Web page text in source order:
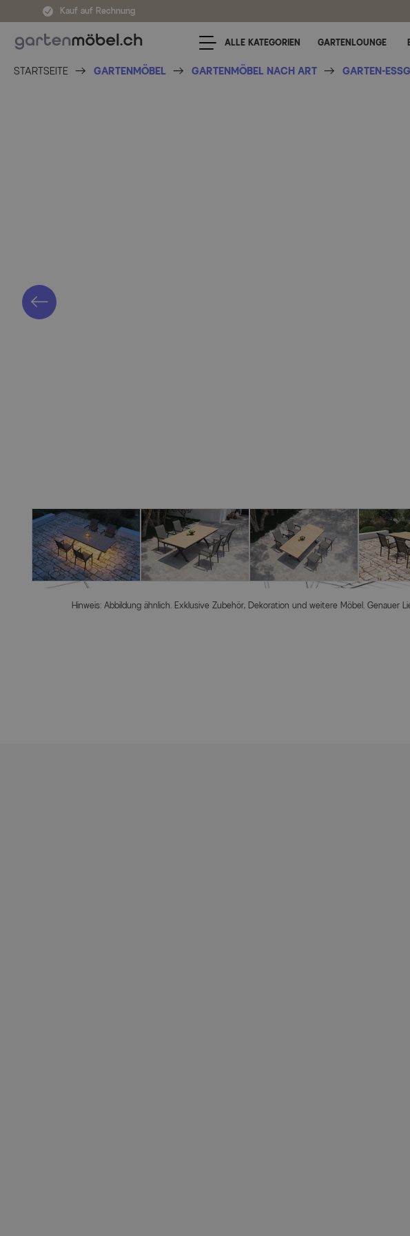
Zum Inhalt springenKauf auf Rechnung
ALLE KATEGORIEN GARTENLOUNGE
STARTSEITE GARTENMÖBEL GARTENMÖBEL NACH ART GARTEN-
Hinweis: Abbildung ähnlich. Exklusive Zubehör, Dekoration und weitere Möbel. Genauer